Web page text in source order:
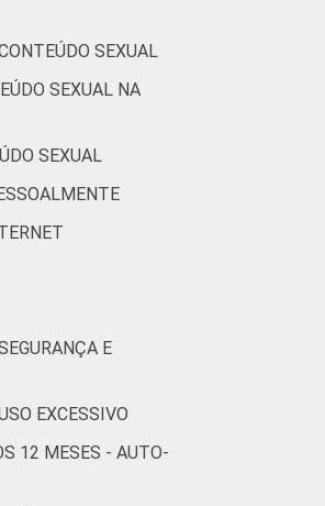
2
1
o Uso da Internet
SEXUAL
SEXUAL NA
SEXUAL
E
EXCESSIVO
12 MESES - AUTO-